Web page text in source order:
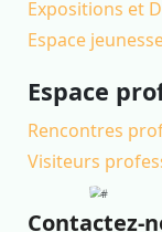
Expositions et
Espace
Espace
Rencontres
Visiteurs
Contactez-